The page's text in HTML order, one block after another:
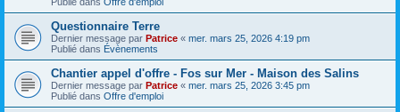
Questionnaire Terre
Dernier message par Patrice « mer. mars 25, 2026 4:19 pm
Publié dans Évènements
Chantier appel d'offre - Fos sur Mer - Maison des Salins
Dernier message par Patrice « mer. mars 25, 2026 3:45 pm
Publié dans Offre d'emploi